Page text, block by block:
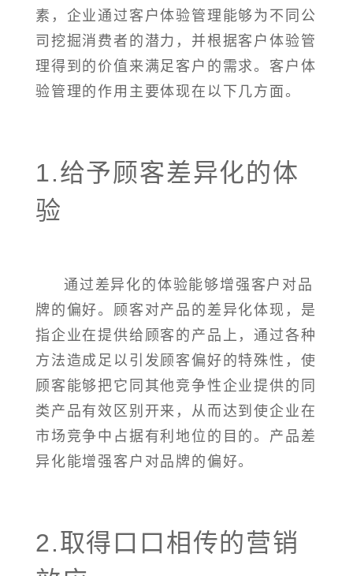
素，企业通过客户体验管理能够为不同公
司挖掘消费者的潜力，并根据客户体验管
理得到的价值来满足客户的需求。客户体
验管理的作用主要体现在以下几方面。
1.给予顾客差异化的体
验
通过差异化的体验能够增强客户对品
牌的偏好。顾客对产品的差异化体现，是
指企业在提供给顾客的产品上，通过各种
方法造成足以引发顾客偏好的特殊性，使
顾客能够把它同其他竞争性企业提供的同
类产品有效区别开来，从而达到使企业在
市场竞争中占据有利地位的目的。产品差
异化能增强客户对品牌的偏好。
2.取得口口相传的营销